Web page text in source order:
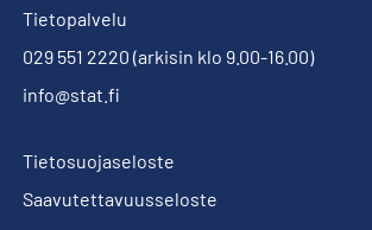
Tietopalvelu
029 551 2220 (arkisin klo 9.00-16.00)
info@stat.fi
Tietosuojaseloste
Saavutettavuusseloste